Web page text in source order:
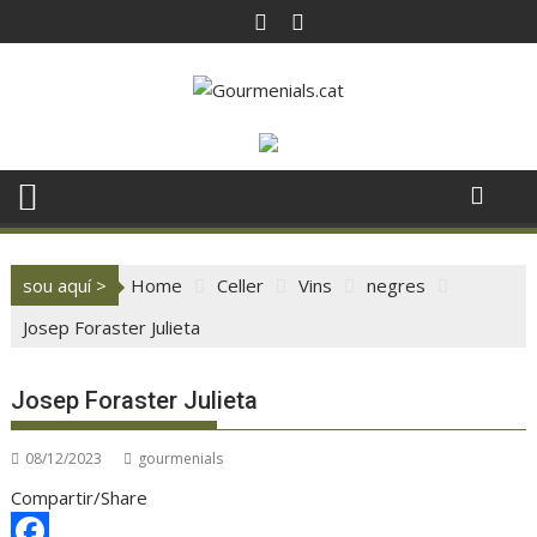
to
sou aquí > Home Celler Vins
negres
Josep Foraster Julieta
Josep Foraster Julieta
08/12/2023 gourmenials
Compartir/Share